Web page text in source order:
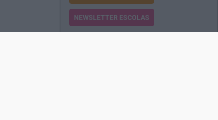
NEWSLETTER ESCOLAS